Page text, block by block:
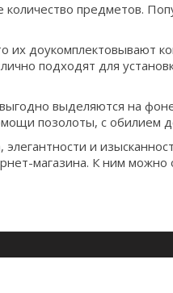
предметов.
их доукомплектовывают
подходят для
выделяются на
позолоты, с обилием
и
магазина. К ним можно